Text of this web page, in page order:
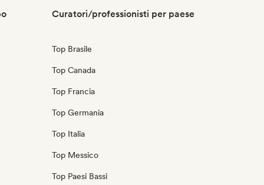
Curatori/professionisti per paese
Top Brasile
Top Canada
Top Francia
Top Germania
Top Italia
Top Messico
Top Paesi Bassi